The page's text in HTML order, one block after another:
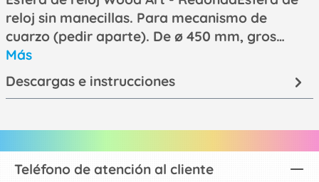
reloj sin manecillas. Para mecanismo de
cuarzo (pedir aparte). De ø 450 mm, gros…
Más
Descargas e instrucciones
Teléfono de atención al cliente